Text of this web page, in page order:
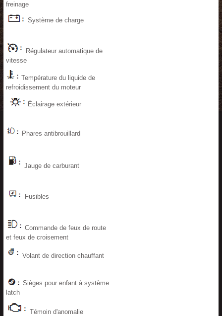
freinage
Système de charge
Régulateur automatique de
vitesse
Température du liquide de
refroidissement du moteur
Éclairage extérieur
Phares antibrouillard
Jauge de carburant
Fusibles
Commande de feux de route
et feux de croisement
Volant de direction chauffant
Sièges pour enfant à système
latch
Témoin d'anomalie